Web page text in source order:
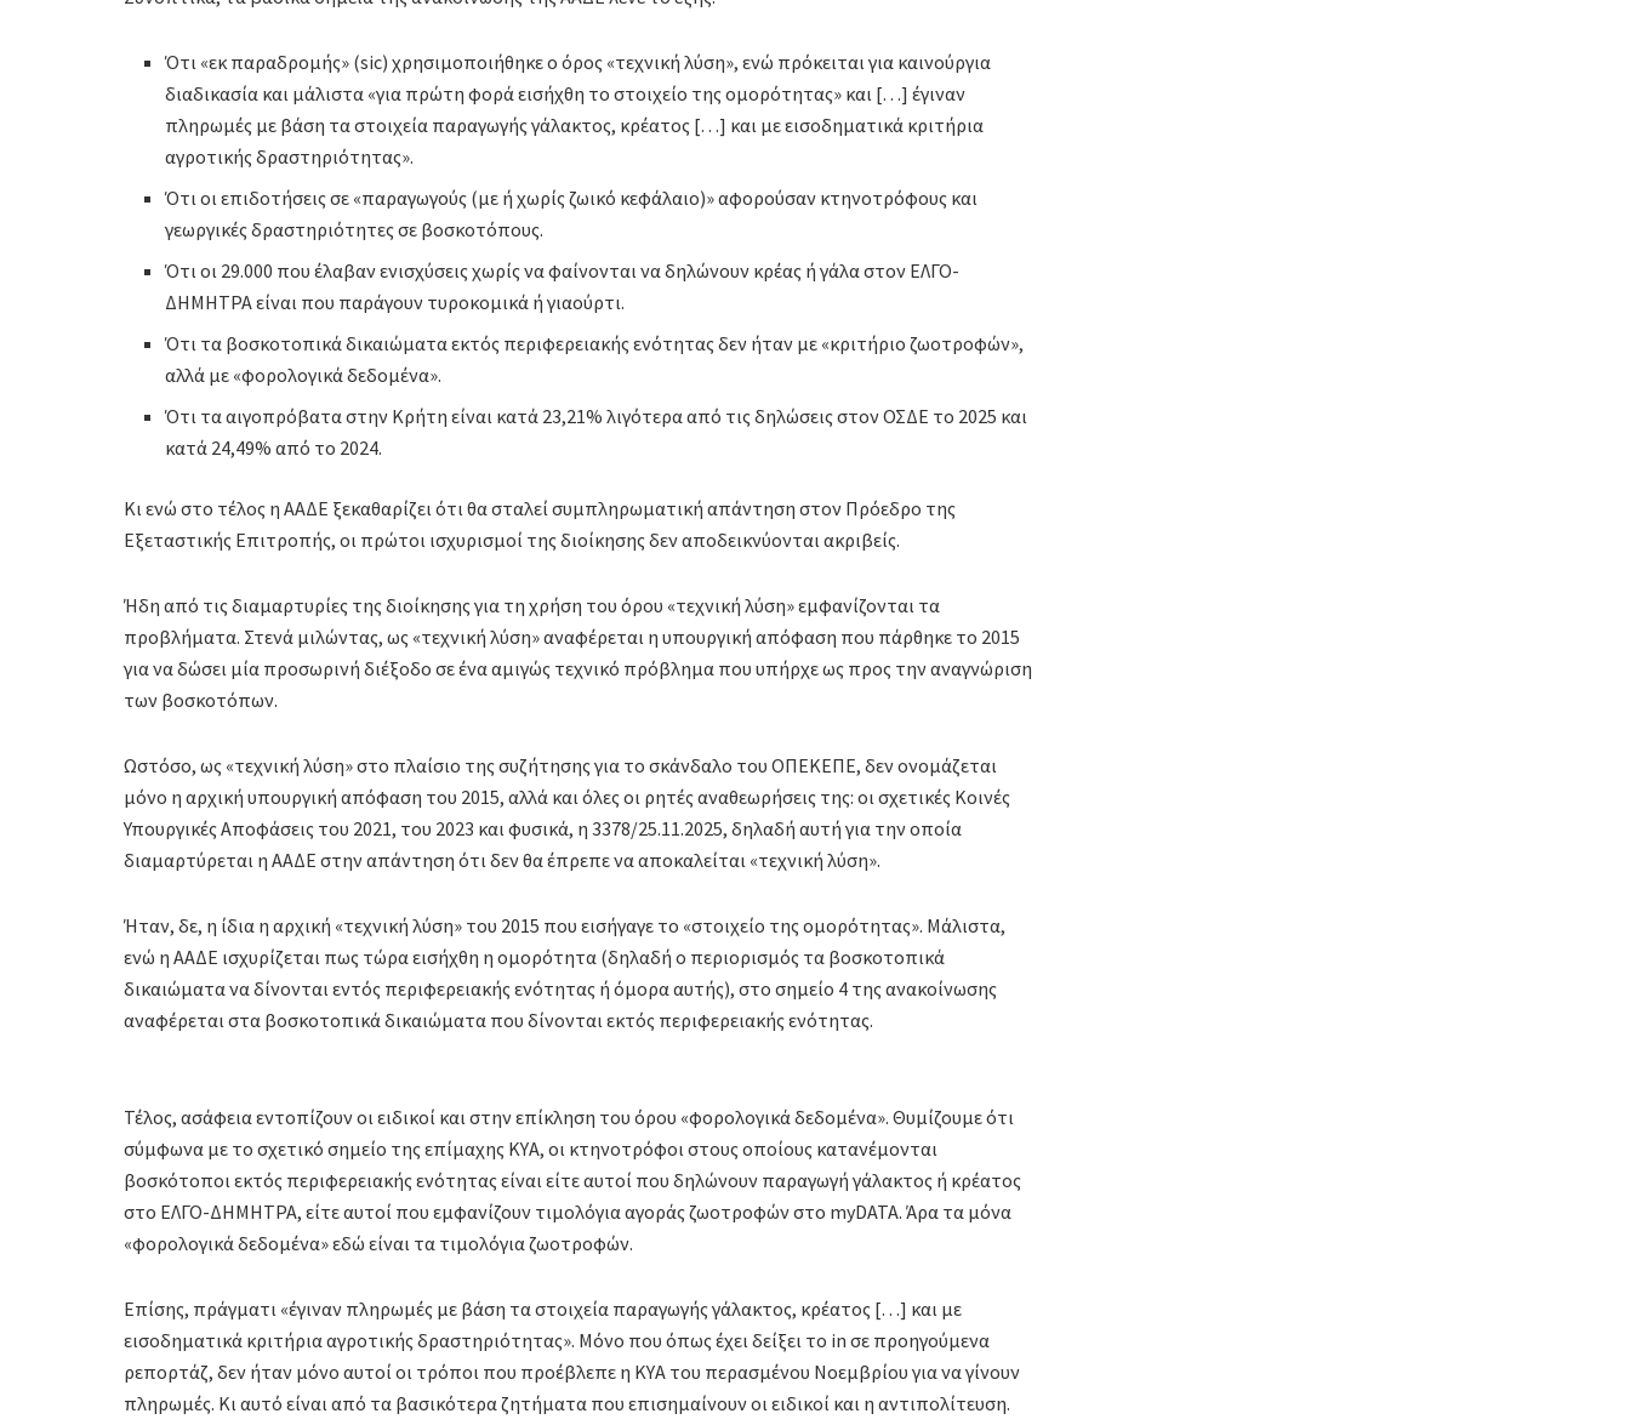
Ότι «εκ παραδρομής» (sic) χρησιμοποιήθηκε ο όρος «τεχνική λύση», ενώ πρόκειται για καινούργια
διαδικασία και μάλιστα «για πρώτη φορά εισήχθη το στοιχείο της ομορότητας» και […] έγιναν
πληρωμές με βάση τα στοιχεία παραγωγής γάλακτος, κρέατος […] και με εισοδηματικά κριτήρια
αγροτικής δραστηριότητας».
Ότι οι επιδοτήσεις σε «παραγωγούς (με ή χωρίς ζωικό κεφάλαιο)» αφορούσαν κτηνοτρόφους και
γεωργικές δραστηριότητες σε βοσκοτόπους.
Ότι οι 29.000 που έλαβαν ενισχύσεις χωρίς να φαίνονται να δηλώνουν κρέας ή γάλα στον ΕΛΓΟ-
ΔΗΜΗΤΡΑ είναι που παράγουν τυροκομικά ή γιαούρτι.
Ότι τα βοσκοτοπικά δικαιώματα εκτός περιφερειακής ενότητας δεν ήταν με «κριτήριο ζωοτροφών»,
αλλά με «φορολογικά δεδομένα».
Ότι τα αιγοπρόβατα στην Κρήτη είναι κατά 23,21% λιγότερα από τις δηλώσεις στον ΟΣΔΕ το 2025 και
κατά 24,49% από το 2024.
Κι ενώ στο τέλος η ΑΑΔΕ ξεκαθαρίζει ότι θα σταλεί συμπληρωματική απάντηση στον Πρόεδρο της
Εξεταστικής Επιτροπής, οι πρώτοι ισχυρισμοί της διοίκησης δεν αποδεικνύονται ακριβείς.
Ήδη από τις διαμαρτυρίες της διοίκησης για τη χρήση του όρου «τεχνική λύση» εμφανίζονται τα
προβλήματα. Στενά μιλώντας, ως «τεχνική λύση» αναφέρεται η υπουργική απόφαση που πάρθηκε το 2015
για να δώσει μία προσωρινή διέξοδο σε ένα αμιγώς τεχνικό πρόβλημα που υπήρχε ως προς την αναγνώριση
των βοσκοτόπων.
Ωστόσο, ως «τεχνική λύση» στο πλαίσιο της συζήτησης για το σκάνδαλο του ΟΠΕΚΕΠΕ, δεν ονομάζεται
μόνο η αρχική υπουργική απόφαση του 2015, αλλά και όλες οι ρητές αναθεωρήσεις της: οι σχετικές Κοινές
Υπουργικές Αποφάσεις του 2021, του 2023 και φυσικά, η 3378/25.11.2025, δηλαδή αυτή για την οποία
διαμαρτύρεται η ΑΑΔΕ στην απάντηση ότι δεν θα έπρεπε να αποκαλείται «τεχνική λύση».
Ήταν, δε, η ίδια η αρχική «τεχνική λύση» του 2015 που εισήγαγε το «στοιχείο της ομορότητας». Μάλιστα,
ενώ η ΑΑΔΕ ισχυρίζεται πως τώρα εισήχθη η ομορότητα (δηλαδή ο περιορισμός τα βοσκοτοπικά
δικαιώματα να δίνονται εντός περιφερειακής ενότητας ή όμορα αυτής), στο σημείο 4 της ανακοίνωσης
αναφέρεται στα βοσκοτοπικά δικαιώματα που δίνονται εκτός περιφερειακής ενότητας.
Τέλος, ασάφεια εντοπίζουν οι ειδικοί και στην επίκληση του όρου «φορολογικά δεδομένα». Θυμίζουμε ότι
σύμφωνα με το σχετικό σημείο της επίμαχης ΚΥΑ, οι κτηνοτρόφοι στους οποίους κατανέμονται
βοσκότοποι εκτός περιφερειακής ενότητας είναι είτε αυτοί που δηλώνουν παραγωγή γάλακτος ή κρέατος
στο ΕΛΓΟ-ΔΗΜΗΤΡΑ, είτε αυτοί που εμφανίζουν τιμολόγια αγοράς ζωοτροφών στο myDATA. Άρα τα μόνα
«φορολογικά δεδομένα» εδώ είναι τα τιμολόγια ζωοτροφών.
Επίσης, πράγματι «έγιναν πληρωμές με βάση τα στοιχεία παραγωγής γάλακτος, κρέατος […] και με
εισοδηματικά κριτήρια αγροτικής δραστηριότητας». Μόνο που όπως έχει δείξει το in σε προηγούμενα
ρεπορτάζ, δεν ήταν μόνο αυτοί οι τρόποι που προέβλεπε η ΚΥΑ του περασμένου Νοεμβρίου για να γίνουν
πληρωμές. Κι αυτό είναι από τα βασικότερα ζητήματα που επισημαίνουν οι ειδικοί και η αντιπολίτευση.